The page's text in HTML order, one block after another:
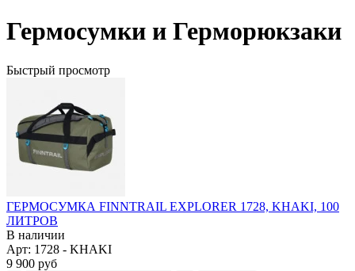
Гермосумки и Герморюкзаки
Быстрый просмотр
ГЕРМОСУМКА FINNTRAIL EXPLORER 1728, KHAKI, 100
ЛИТРОВ
В наличии
Арт: 1728 - KHAKI
9 900 руб